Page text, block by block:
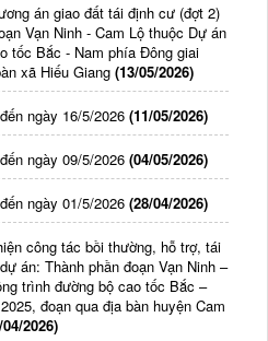
án giao đất tái định cư (đợt 2)
Vạn Ninh - Cam Lộ thuộc Dự án
tốc Bắc - Nam phía Đông giai
xã Hiếu Giang (13/05/2026)
ngày 16/5/2026 (11/05/2026)
ngày 09/5/2026 (04/05/2026)
ngày 01/5/2026 (28/04/2026)
công tác bồi thường, hỗ trợ, tái
án: Thành phần đoạn Vạn Ninh –
trình đường bộ cao tốc Bắc –
đoạn qua địa bàn huyện Cam
2026)